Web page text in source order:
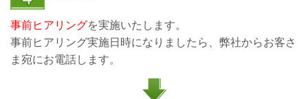
事前ヒアリングを実施いたします。
事前ヒアリング実施日時になりましたら、弊社からお客さ
ま宛にお電話します。